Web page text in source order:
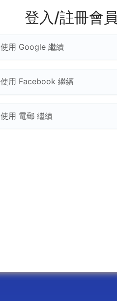
登入/註冊會員
使用 Google 繼續
使用 Facebook 繼續
使用 電郵 繼續